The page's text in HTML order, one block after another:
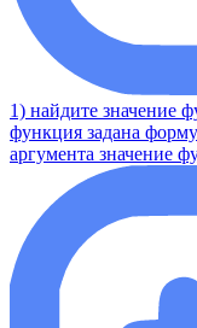
1) найдите значение
функция задана
аргумента значение